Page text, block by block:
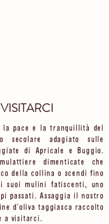
VISITARCI
la pace e la tranquillità del
secolare adagiato sulle
di Apricale e Buggio.
dimenticate che
della collina o scendi fino
suoi mulini fatiscenti, uno
passati. Assaggia il nostro
d'oliva taggiasca raccolto
a visitarci.